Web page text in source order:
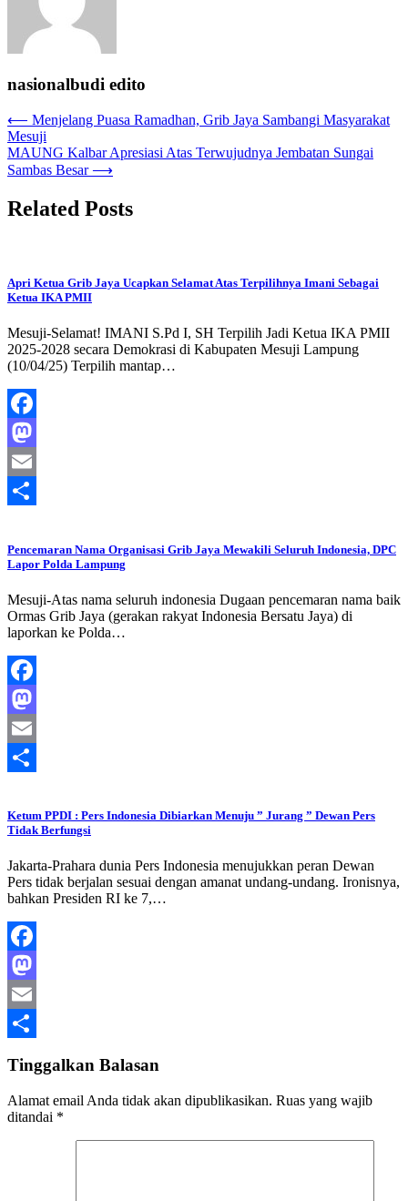
nasionalbudi edito
Navigasi
pos
⟵ Menjelang Puasa Ramadhan, Grib Jaya Sambangi Masyarakat
Mesuji
MAUNG Kalbar Apresiasi Atas Terwujudnya Jembatan Sungai
Sambas Besar ⟶
Related Posts
Apri Ketua Grib Jaya Ucapkan Selamat Atas Terpilihnya Imani Sebagai
Ketua IKA PMII
Mesuji-Selamat! IMANI S.Pd I, SH Terpilih Jadi Ketua IKA PMII
2025-2028 secara Demokrasi di Kabupaten Mesuji Lampung
(10/04/25) Terpilih mantap…
Facebook
Mastodon
Email
Pencemaran Nama Organisasi Grib Jaya Mewakili Seluruh Indonesia, DPC
Lapor Polda Lampung
Mesuji-Atas nama seluruh indonesia Dugaan pencemaran nama baik
Ormas Grib Jaya (gerakan rakyat Indonesia Bersatu Jaya) di
laporkan ke Polda…
Facebook
Mastodon
Email
Ketum PPDI : Pers Indonesia Dibiarkan Menuju ” Jurang ” Dewan Pers
Tidak Berfungsi
Jakarta-Prahara dunia Pers Indonesia menujukkan peran Dewan
Pers tidak berjalan sesuai dengan amanat undang-undang. Ironisnya,
bahkan Presiden RI ke 7,…
Facebook
Mastodon
Email
Tinggalkan Balasan
Alamat email Anda tidak akan dipublikasikan. Ruas yang wajib
ditandai *